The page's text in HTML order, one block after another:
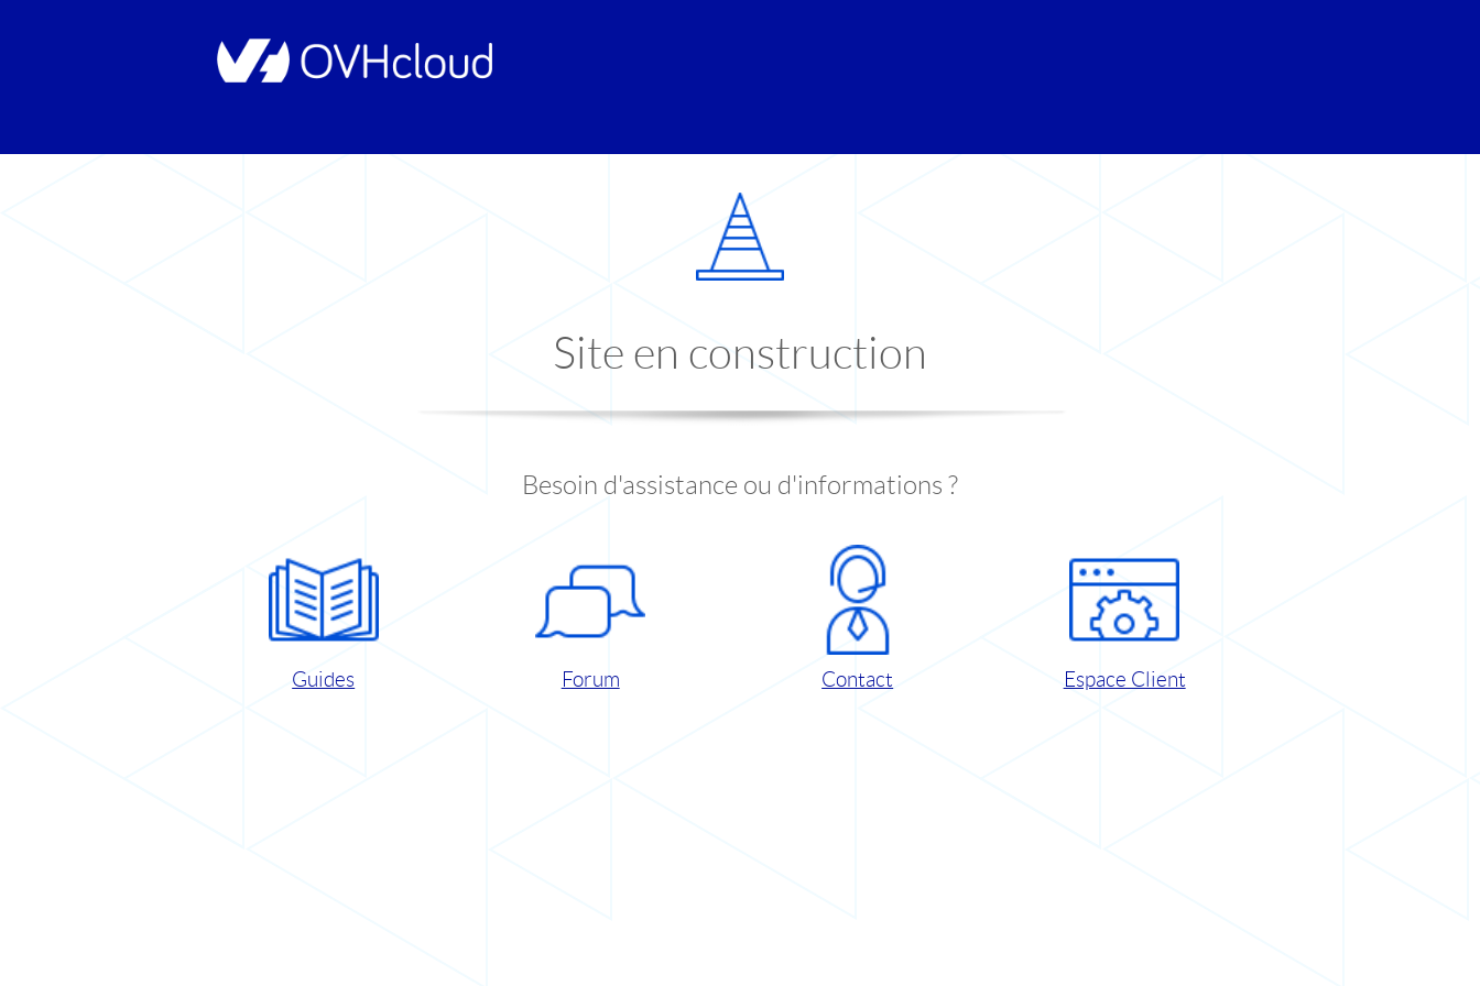
Site en construction
Besoin d'assistance ou d'informations ?
Guides Forum Contact Espace Client